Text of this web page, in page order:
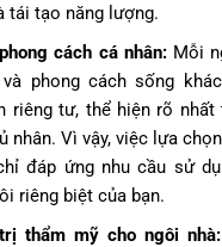
tái tạo năng lượng.
cách cá nhân:Mỗi
phong cách sống
riêng tư, thể hiện rõ
nhân. Vì vậy, việc lựa
đáp ứng nhu cầu sử
riêng biệt của bạn.
thẩm mỹ cho ngôi nhà: